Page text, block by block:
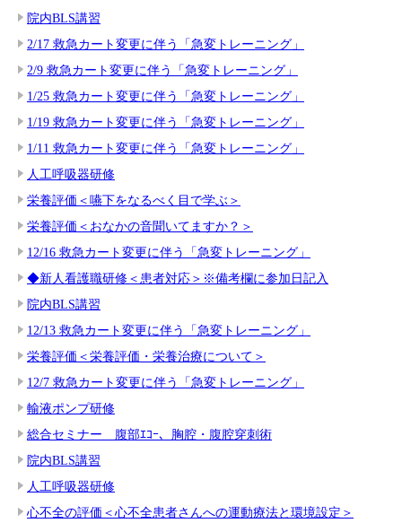
院内BLS講習
2/17 救急カート変更に伴う「急変トレーニング」
2/9 救急カート変更に伴う「急変トレーニング」
1/25 救急カート変更に伴う「急変トレーニング」
1/19 救急カート変更に伴う「急変トレーニング」
1/11 救急カート変更に伴う「急変トレーニング」
人工呼吸器研修
栄養評価＜嚥下をなるべく目で学ぶ＞
栄養評価＜おなかの音聞いてますか？＞
12/16 救急カート変更に伴う「急変トレーニング」
◆新人看護職研修＜患者対応＞※備考欄に参加日記入
院内BLS講習
12/13 救急カート変更に伴う「急変トレーニング」
栄養評価＜栄養評価・栄養治療について＞
12/7 救急カート変更に伴う「急変トレーニング」
輸液ポンプ研修
総合セミナー 腹部ｴｺｰ、胸腔・腹腔穿刺術
院内BLS講習
人工呼吸器研修
心不全の評価＜心不全患者さんへの運動療法と環境設定＞